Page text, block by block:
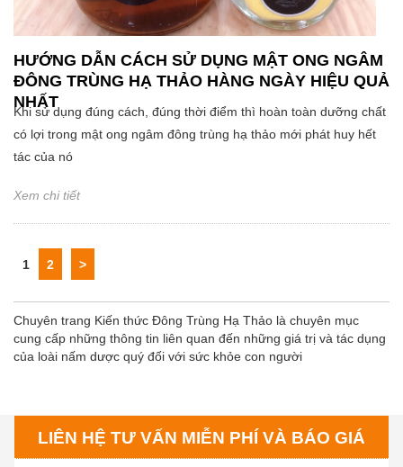
HƯỚNG DẪN CÁCH SỬ DỤNG MẬT ONG NGÂM
ĐÔNG TRÙNG HẠ THẢO HÀNG NGÀY HIỆU QUẢ
NHẤT
Khi sử dụng đúng cách, đúng thời điểm thì hoàn toàn dưỡng chất
có lợi trong mật ong ngâm đông trùng hạ thảo mới phát huy hết
tác của nó
Xem chi tiết
1 2 >
Chuyên trang Kiến thức Đông Trùng Hạ Thảo là chuyên mục
cung cấp những thông tin liên quan đến những giá trị và tác dụng
của loài nấm dược quý đối với sức khỏe con người
LIÊN HỆ TƯ VẤN MIỄN PHÍ VÀ BÁO GIÁ